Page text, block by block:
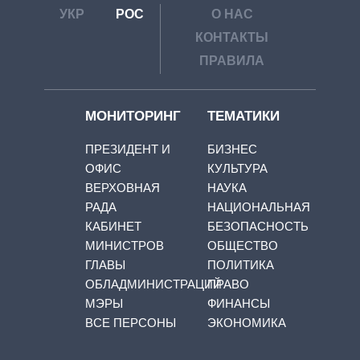
УКР РОС
О НАС
КОНТАКТЫ
ПРАВИЛА
МОНИТОРИНГ
ПРЕЗИДЕНТ И
ОФИС
ВЕРХОВНАЯ
РАДА
КАБИНЕТ
МИНИСТРОВ
ГЛАВЫ
ОБЛАДМИНИСТРАЦИЙ
МЭРЫ
ВСЕ ПЕРСОНЫ
ТЕМАТИКИ
БИЗНЕС
КУЛЬТУРА
НАУКА
НАЦИОНАЛЬНАЯ
БЕЗОПАСНОСТЬ
ОБЩЕСТВО
ПОЛИТИКА
ПРАВО
ФИНАНСЫ
ЭКОНОМИКА